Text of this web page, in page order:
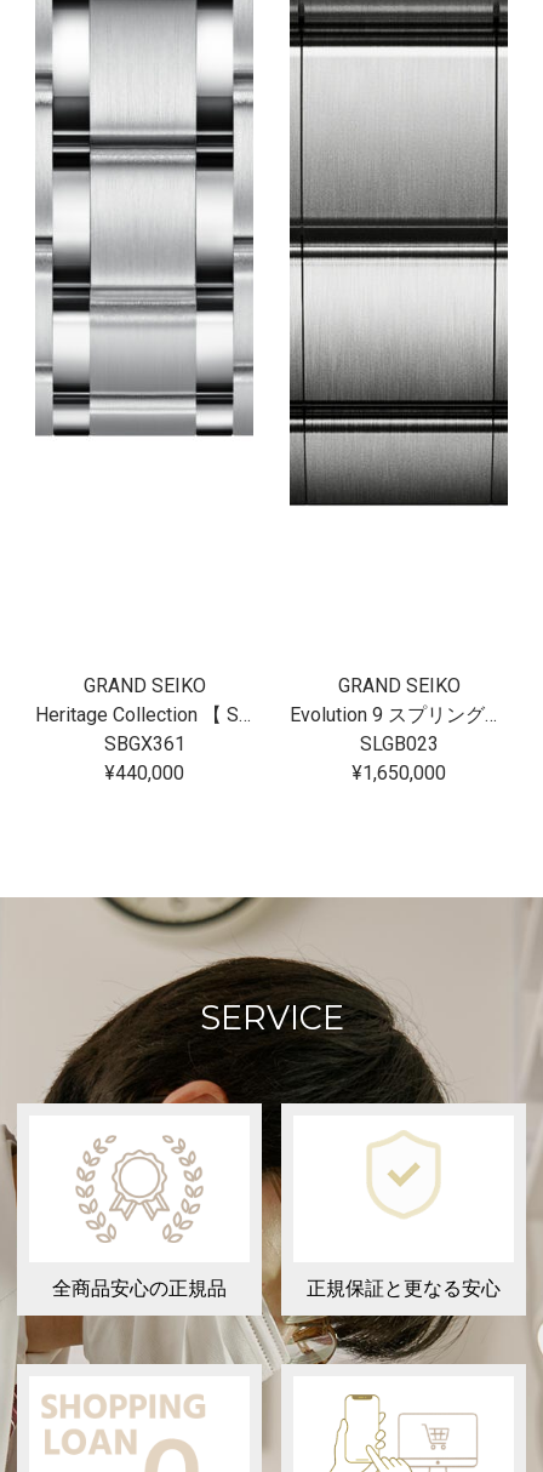
GRAND SEIKO
Heritage Collection 【 SBGX361 】
SBGX361
¥440,000
GRAND SEIKO
Evolution 9 スプリングドライブU.F.A. Ushio 300 Diver SLGB023
SLGB023
¥1,650,000
SERVICE
全商品安心の正規品 正規保証と更なる安心